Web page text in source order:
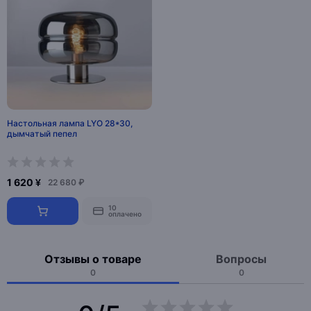
Настольная лампа LYO 28*30,
дымчатый пепел
1 620 ¥ 22 680 ₽
10
оплачено
Отзывы о товаре
0
Вопросы
0